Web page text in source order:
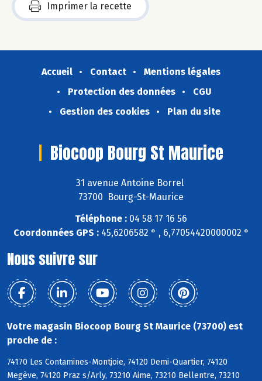
Imprimer la recette
Accueil Contact
Mentions légales
Protection des données
CGU
Gestion des cookies
Plan du site
Biocoop Bourg St Maurice
31 avenue Antoine Borrel
73700 Bourg-St-Maurice
Téléphone : 04 58 17 16 56
Coordonnées GPS :45,6206582 ° , 6,77054420000002 °
Nous suivre sur
Votre magasin Biocoop Bourg St Maurice (73700) est
proche de :
74170 Les Contamines-Montjoie, 74120 Demi-Quartier, 74120
Megève, 74120 Praz s/Arly, 73210 Aime, 73210 Bellentre, 73210